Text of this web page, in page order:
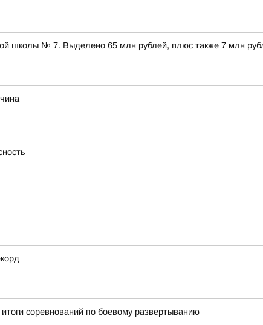
школы № 7. Выделено 65 млн рублей, плюс также 7 млн
соревнований по боевому развертыванию